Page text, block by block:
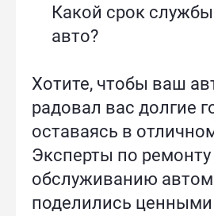
Какой срок
авто?
Хотите, чтобы ваш
радовал вас долгие
оставаясь в
Эксперты по ремонту
обслуживанию
поделились